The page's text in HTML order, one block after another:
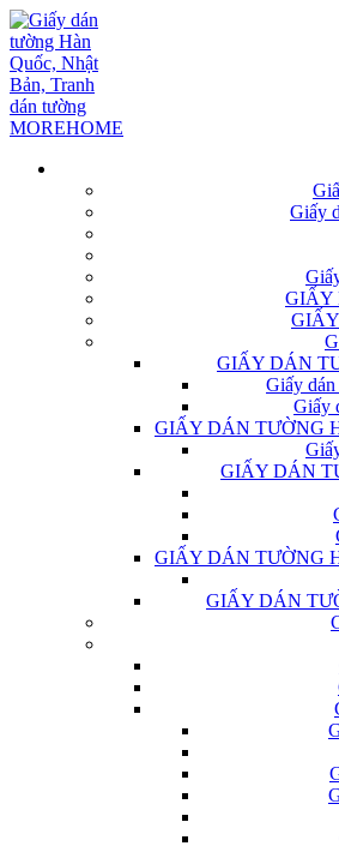
Giấy
GIẤY
GIẤY DÁN
Giấy
Giấy
GIẤY DÁN TƯỜNG
GIẤY DÁN
GIẤY DÁN TƯỜNG
GIẤY DÁN